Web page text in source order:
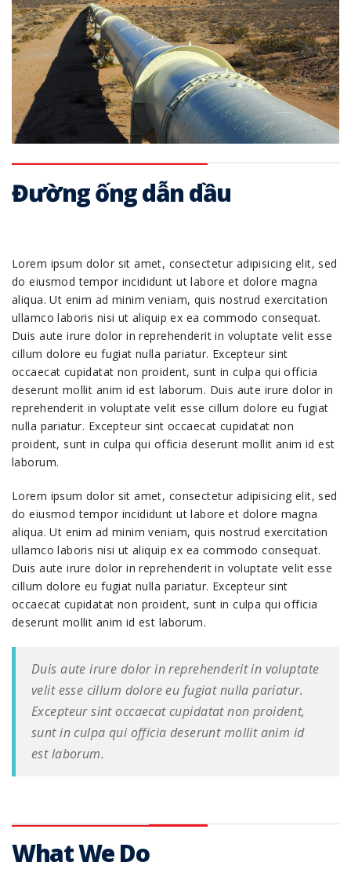
Đường ống dẫn dầu
Lorem ipsum dolor sit amet, consectetur adipisicing elit, sed
do eiusmod tempor incididunt ut labore et dolore magna
aliqua. Ut enim ad minim veniam, quis nostrud exercitation
ullamco laboris nisi ut aliquip ex ea commodo consequat.
Duis aute irure dolor in reprehenderit in voluptate velit esse
cillum dolore eu fugiat nulla pariatur. Excepteur sint
occaecat cupidatat non proident, sunt in culpa qui officia
deserunt mollit anim id est laborum. Duis aute irure dolor in
reprehenderit in voluptate velit esse cillum dolore eu fugiat
nulla pariatur. Excepteur sint occaecat cupidatat non
proident, sunt in culpa qui officia deserunt mollit anim id est
laborum.
Lorem ipsum dolor sit amet, consectetur adipisicing elit, sed
do eiusmod tempor incididunt ut labore et dolore magna
aliqua. Ut enim ad minim veniam, quis nostrud exercitation
ullamco laboris nisi ut aliquip ex ea commodo consequat.
Duis aute irure dolor in reprehenderit in voluptate velit esse
cillum dolore eu fugiat nulla pariatur. Excepteur sint
occaecat cupidatat non proident, sunt in culpa qui officia
deserunt mollit anim id est laborum.
Duis aute irure dolor in reprehenderit in voluptate
velit esse cillum dolore eu fugiat nulla pariatur.
Excepteur sint occaecat cupidatat non proident,
sunt in culpa qui officia deserunt mollit anim id
est laborum.
What We Do